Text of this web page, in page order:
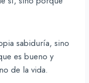
sabiduría, sino
es bueno y
de la vida.